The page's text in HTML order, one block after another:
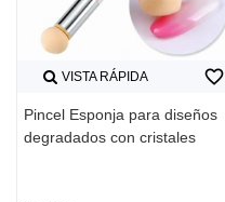
VISTA RÁPIDA
Pincel Esponja para diseños
degradados con cristales
favorite_border